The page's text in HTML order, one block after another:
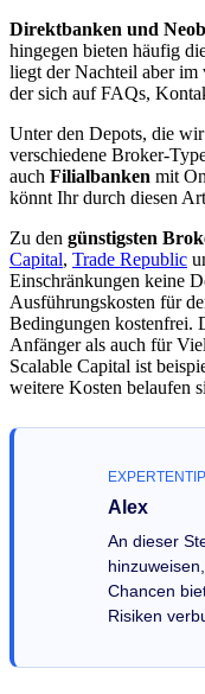
Direktbanken und
hingegen bieten häufig
liegt der Nachteil aber im
der sich auf FAQs,
Unter den Depots, die
verschiedene Broker-
auch Filialbanken mit
könnt Ihr durch diesen
Zu den günstigsten
Capital, Trade Republic
Einschränkungen keine
Ausführungskosten für
Bedingungen kostenfrei.
Anfänger als auch für
Scalable Capital ist
weitere Kosten belaufen
Alex
An dieser
Chancen
Risiken